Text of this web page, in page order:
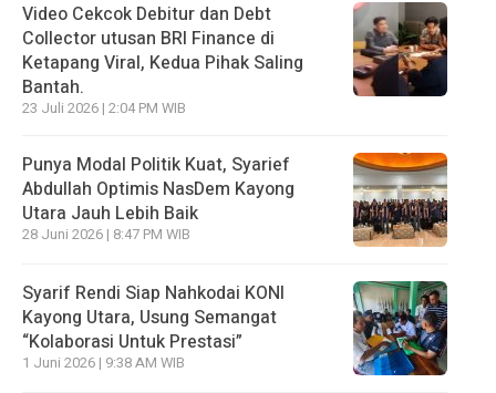
Video Cekcok Debitur dan Debt
Collector utusan BRI Finance di
Ketapang Viral, Kedua Pihak Saling
Bantah.
23 Juli 2026 | 2:04 PM WIB
Punya Modal Politik Kuat, Syarief
Abdullah Optimis NasDem Kayong
Utara Jauh Lebih Baik
28 Juni 2026 | 8:47 PM WIB
Syarif Rendi Siap Nahkodai KONI
Kayong Utara, Usung Semangat
“Kolaborasi Untuk Prestasi”
1 Juni 2026 | 9:38 AM WIB